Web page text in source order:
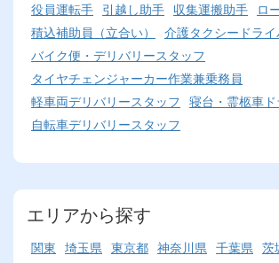
役員運転手 引越し助手 収集運搬助手
ロ
積込補助員（立合い）
介護タクシードライ
バイク便・デリバリースタッフ
タイヤチェンジャーカー作業兼乗務員
軽車両デリバリースタッフ 寝台・霊柩車
自転車デリバリースタッフ
エリアから探す
関東 埼玉県 東京都 神奈川県 千葉県 茨